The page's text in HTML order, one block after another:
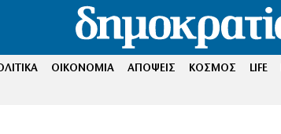
ΟΙΚΟΝΟΜΙΑ ΑΠΟΨΕΙΣ ΚΟΣΜΟΣ LIFE